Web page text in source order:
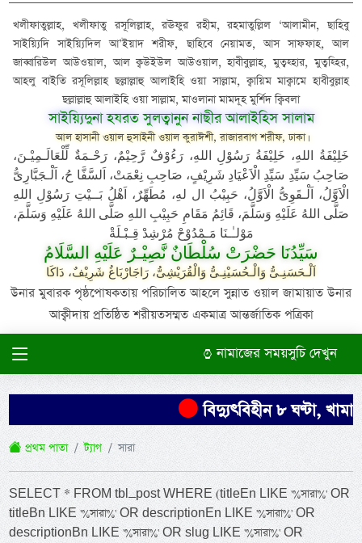
খলীফাতুল্লাহ, খলীফাতু রসূলিল্লাহ, রঊফুর রহীম, রহমাতুল্লিল ‘আলামীন, ছাহিবু
সাইয়্যিদি সাইয়্যিদিল আ’ইয়াদ শরীফ, ছাহিবে নেয়ামত, আস সাফফাহ, আল
জাব্বারিউল আউওয়াল, আল ক্বউইউল আউওয়াল, হাবীবুল্লাহ, মুত্বহ্হার, মুত্বহ্হির,
আহলু বাইতি রসূলিল্লাহ ছল্লাল্লাহু আলাইহি ওয়া সাল্লাম, ক্বায়িম মাক্বামে হাবীবুল্লাহ
ছল্লাল্লাহু আলাইহি ওয়া সাল্লাম, মাওলানা মামদূহ মুর্শিদ ক্বিবলা
সাইয়্যিদুনা হযরত সুলত্বানুন নাছীর আলাইহিস সালাম
আল হাসানী ওয়াল হুসাইনী ওয়াল কুরাঈশী, রাজারবাগ শরীফ, ঢাকা।
خَلِيْفَةُ اللهِ، خَلِيْفَةُ رَسُوْلِ اللهِ، رَءُوْفٌ رَّحِيْمٌ، رَحْـمَةٌ لِّلْعَالَـمِيْـنَ،
صَاحِبُ سَيِّدِ سَيِّدِ الْاَعْيَادِ شَرِيْفٍ، صَاحِبِ نِعْمَتْ، اَلسَّفَّا حُ، اَلْـجَبَّارِىُّ
الْاَوَّلُ، اَلْـقَوِىُّ الْاَوَّلُ، حَبِيْبُ ال لهِ، مُطَهِّرٌ، اَهْلُ بَــيْتِ رَسُوْلِ اللهِ
صَلَّى اللهُ عَلَيْهِ وَسَلَّمَ، قَائِمُ مَقَامِ حَبِيْبِ اللهِ صَلَّى اللهُ عَلَيْهِ وَسَلَّمَ،
مَوْلـٰـنَا مَـمْدُوْحْ مُرْشِدْ قِـبْـلَةْ
سَيِّدُنَا حَضْرَتْ سُلْطَانٌ نَّصِيْـرٌ عَلَيْهِ السَّلَامُ
اَلْـحَسَنِـىُّ وَالْـحُسَيْنِـىُّ وَالْقُرَيْشِىُّ، رَاجَارْبَاغُ شَرِيْفٌ، دَاكَا
উনার মুবারক পৃষ্ঠপোষকতায় পরিচালিত আহলে সুন্নাত ওয়াল জামায়াত উনার
আক্বীদায় প্রতিষ্ঠিত শরীয়তসম্মত একমাত্র আন্তর্জাতিক পত্রিকা
নামাজের সময়সুচি দেখুন
বিদ্যুৎবিহীন ৮ ঘণ্টা,
প্রথম পাতা ট্যাগ সারা
SELECT * FROM tbl_post WHERE (titleEn LIKE '%সারা%' OR
titleBn LIKE '%সারা%' OR descriptionEn LIKE '%সারা%' OR
descriptionBn LIKE '%সারা%' OR slug LIKE '%সারা%' OR